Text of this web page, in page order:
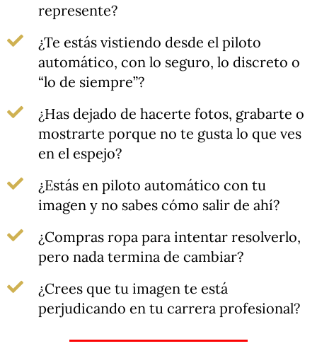
represente?
¿Te estás vistiendo desde el piloto
automático, con lo seguro, lo discreto o
“lo de siempre”?
¿Has dejado de hacerte fotos, grabarte o
mostrarte porque no te gusta lo que ves
en el espejo?
¿Estás en piloto automático con tu
imagen y no sabes cómo salir de ahí?
¿Compras ropa para intentar resolverlo,
pero nada termina de cambiar?
¿Crees que tu imagen te está
perjudicando en tu carrera profesional?